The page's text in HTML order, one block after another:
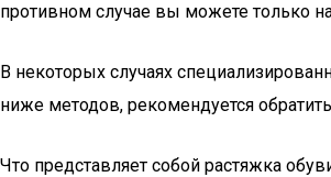
противном случае вы можете только
В некоторых случаях
ниже методов, рекомендуется
Что представляет собой растяжка